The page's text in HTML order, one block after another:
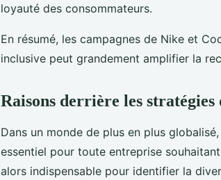
loyauté des consommateurs.
En résumé, les campagnes de Nike et
inclusive peut grandement amplifier la
Raisons derrière les
Dans un monde de plus en plus globalisé,
essentiel pour toute entreprise
alors indispensable pour identifier la